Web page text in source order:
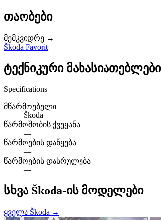
თაობები
მემკვიდრე →
Škoda Favorit
ტექნიკური მახასიათებლები
Specifications
მწარმოებელი
Škoda
წარმოშობის ქვეყანა
—
წარმოების დაწყება
—
წარმოების დასრულება
—
სხვა Škoda-ის მოდელები
ყველა Škoda →